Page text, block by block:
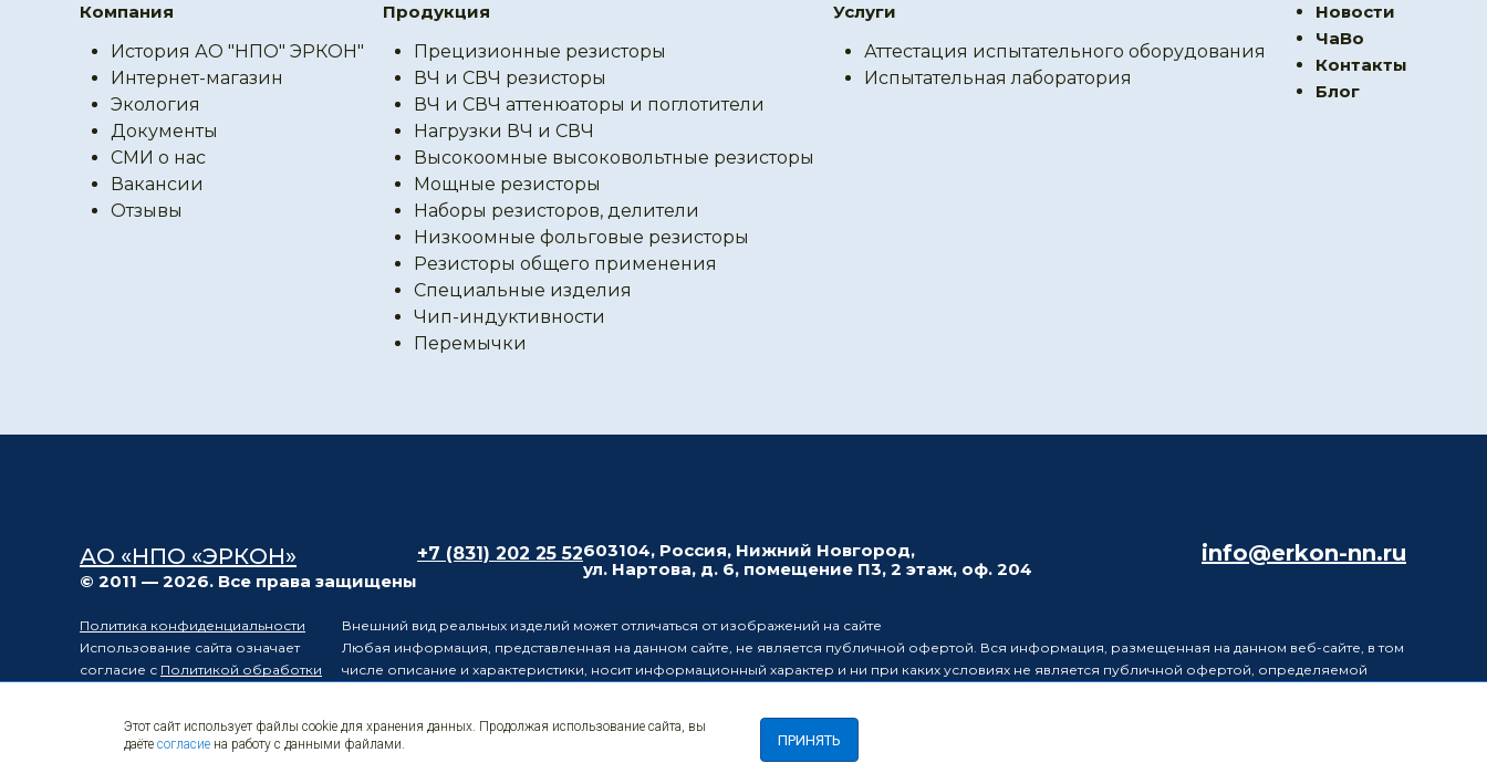
Компания
История АО "НПО" ЭРКОН"
Интернет-магазин
Экология
Документы
СМИ о нас
Вакансии
Отзывы
Продукция
Прецизионные резисторы
ВЧ и СВЧ резисторы
ВЧ и СВЧ аттенюаторы и поглотители
Нагрузки ВЧ и СВЧ
Высокоомные высоковольтные резисторы
Мощные резисторы
Наборы резисторов, делители
Низкоомные фольговые резисторы
Резисторы общего применения
Специальные изделия
Чип-индуктивности
Перемычки
Услуги
Аттестация испытательного оборудования
Испытательная лаборатория
Новости
ЧаВо
Контакты
Блог
АО «НПО «ЭРКОН»
© 2011 — 2026. Все права защищены
+7 (831) 202 25 52603104, Россия, Нижний Новгород,
ул. Нартова, д. 6, помещение П3, 2 этаж, оф. 204
info@erkon-nn.ru
Политика конфиденциальности
Использование сайта означает
согласие с Политикой обработки
компоненты
Внешний вид реальных изделий может отличаться от изображений на сайте
Любая информация, представленная на данном сайте, не является публичной офертой. Вся информация, размещенная на данном веб-сайте, в том
числе описание и характеристики, носит информационный характер и ни при каких условиях не является публичной офертой, определяемой
Производитель оставляет за собой право в одностороннем порядке вносить изменения в информацию, размещенную на данном веб-сайте, без
уведомления третьих лиц о таких изменениях.
Этот сайт использует файлы cookie для хранения данных. Продолжая использование сайта, вы
даёте согласие на работу с данными файлами. ПРИНЯТЬ